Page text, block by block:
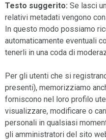
Testo suggerito: Se lasci
relativi metadati vengono
In questo modo possiamo
automaticamente eventuali
tenerli in una coda di
Per gli utenti che si
presenti), memorizziamo
forniscono nel loro profilo
visualizzare, modificare o
personali in qualsiasi
gli amministratori del sito